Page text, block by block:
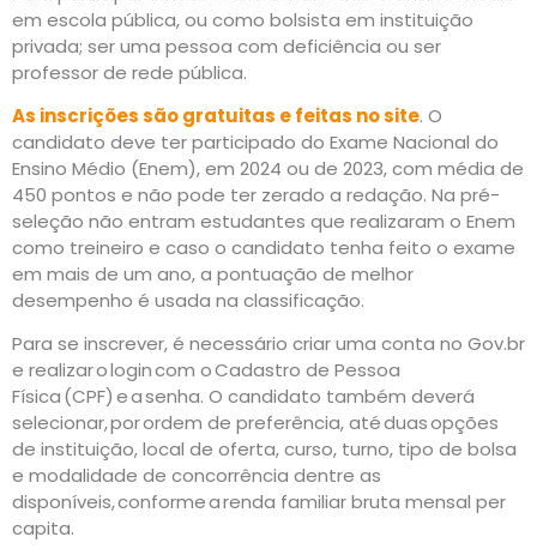
em escola pública, ou como bolsista em instituição
privada; ser uma pessoa com deficiência ou ser
professor de rede pública.
As inscrições são gratuitas e feitas no site. O
candidato deve ter participado do Exame Nacional do
Ensino Médio (Enem), em 2024 ou de 2023, com média de
450 pontos e não pode ter zerado a redação. Na pré-
seleção não entram estudantes que realizaram o Enem
como treineiro e caso o candidato tenha feito o exame
em mais de um ano, a pontuação de melhor
desempenho é usada na classificação.
Para se inscrever, é necessário criar uma conta no Gov.br
e realizar o login com o Cadastro de Pessoa
Física (CPF) e a senha. O candidato também deverá
selecionar, por ordem de preferência, até duas opções
de instituição, local de oferta, curso, turno, tipo de bolsa
e modalidade de concorrência dentre as
disponíveis, conforme a renda familiar bruta mensal per
capita.